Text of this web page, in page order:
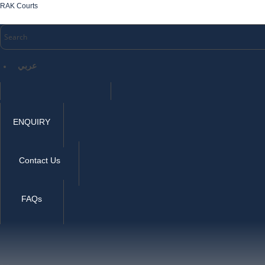
RAK Courts
عربي
ENQUIRY
Contact Us
FAQs